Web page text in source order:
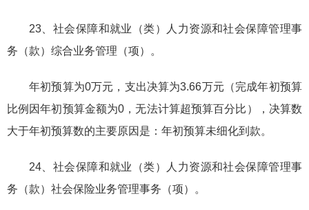
23、社会保障和就业（类）人力资源和社会保障管理事
务（款）综合业务管理（项）。
年初预算为0万元，支出决算为3.66万元（完成年初预算
比例因年初预算金额为0，无法计算超预算百分比），决算数
大于年初预算数的主要原因是：年初预算未细化到款。
24、社会保障和就业（类）人力资源和社会保障管理事
务（款）社会保险业务管理事务（项）。